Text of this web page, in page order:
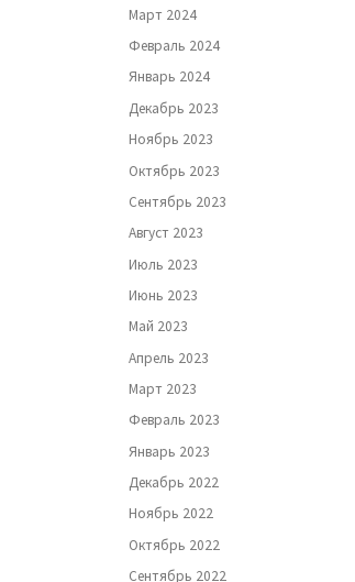
Март 2024
Февраль 2024
Январь 2024
Декабрь 2023
Ноябрь 2023
Октябрь 2023
Сентябрь 2023
Август 2023
Июль 2023
Июнь 2023
Май 2023
Апрель 2023
Март 2023
Февраль 2023
Январь 2023
Декабрь 2022
Ноябрь 2022
Октябрь 2022
Сентябрь 2022